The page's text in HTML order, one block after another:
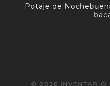
Potaje de
© 2026 INVENTARIO